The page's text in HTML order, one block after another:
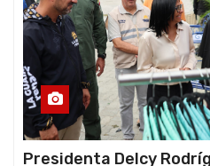
Presidenta Delcy